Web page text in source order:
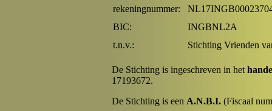
rekeningnummer:
BIC:
INGBNL2A
t.n.v.:
Stichting Vrienden
De Stichting is ingeschreven in het
17193672.
De Stichting is een A.N.B.I. (Fiscaal